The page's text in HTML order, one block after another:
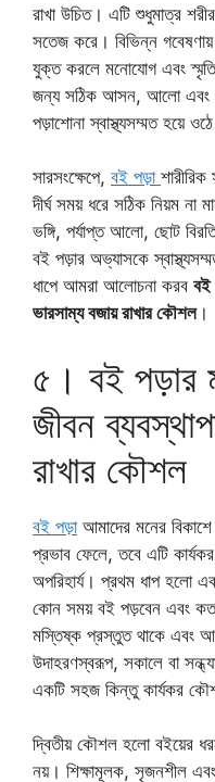
রাখা উচিত। এটি শুধুমাত্র
সতেজ করে। বিভিন্ন গবেষণায়
যুক্ত করলে মনোযোগ এবং
জন্য সঠিক আসন, আলো এবং
পড়াশোনা স্বাস্থ্যসম্মত হয়ে
সারসংক্ষেপে, বই পড়া
দীর্ঘ সময় ধরে সঠিক নিয়ম না
ভঙ্গি, পর্যাপ্ত আলো, ছোট
বই পড়ার অভ্যাসকে
ধাপে আমরা আলোচনা করব বই
ভারসাম্য বজায় রাখার কৌশল।
৫। বই পড়ার
জীবন
রাখার কৌশল
বই পড়াআমাদের মনের
প্রভাব ফেলে, তবে এটি
অপরিহার্য। প্রথম ধাপ হলো
কোন সময় বই পড়বেন এবং
মস্তিষ্ক প্রস্তুত থাকে এবং
উদাহরণস্বরূপ, সকালে বা
একটি সহজ কিন্তু কার্যকর
দ্বিতীয় কৌশল হলো বইয়ের
নয়। শিক্ষামূলক, সৃজনশীল